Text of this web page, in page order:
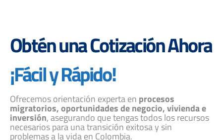
Obtén una Cotización Ahora
¡Fácil y Rápido!
Ofrecemos orientación experta en procesos
migratorios, oportunidades de negocio, vivienda e
inversión, asegurando que tengas todos los recursos
necesarios para una transición exitosa y sin
problemas a la vida en Colombia.